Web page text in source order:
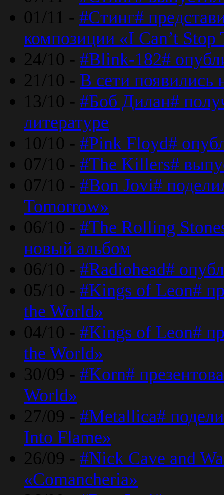
01/11 - #Стинг#
композиции «I Can’t
24/10 - #Blink-182#
21/10 - В сети появились
13/10 - #Боб Дилан#
литературе
10/10 - #Pink Floyd#
07/10 - #The Killers#
07/10 - #Bon Jovi#
Tomorrow»
06/10 - #The Rolling
новый альбом
06/10 - #Radiohead#
05/10 - #Kings of Leon#
the World»
04/10 - #Kings of Leon#
the World»
30/09 - #Korn#
World»
27/09 - #Metallica#
Into Flame»
26/09 - #Nick Cave and
«Comancheria»